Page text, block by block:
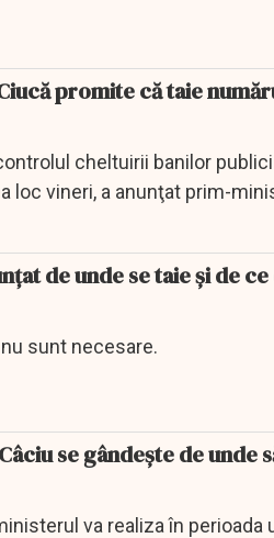
promite că taie
cheltuirii banilor
loc vineri, a anunţat prim-
de unde se taie şi de
sunt necesare.
se gândeşte de unde
va realiza în perioada